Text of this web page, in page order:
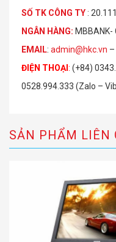
SỐ TK CÔ NG TY :
NGÂN HÀNG: MBBANK-
EMAIL: admin@hkc.vn –
ĐIỆN THOẠI : (+84)
0528.994.333 (Zalo –
SẢN PHẨM LIÊN